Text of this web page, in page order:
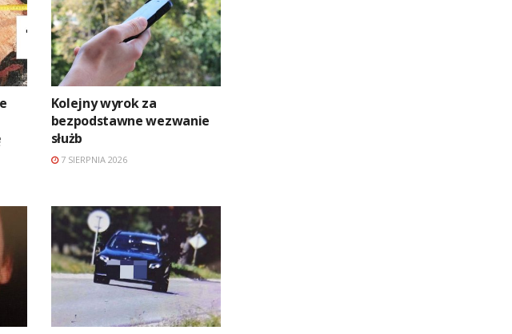
Kolejny wyrok za
bezpodstawne wezwanie
służb
7 SIERPNIA 2026